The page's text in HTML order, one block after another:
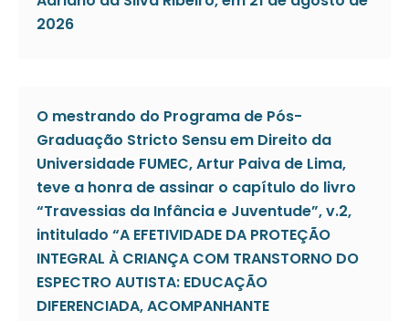
2026
O mestrando do Programa de Pós-
Graduação Stricto Sensu em Direito da
Universidade FUMEC, Artur Paiva de Lima,
teve a honra de assinar o capítulo do livro
“Travessias da Infância e Juventude”, v.2,
intitulado “A EFETIVIDADE DA PROTEÇÃO
INTEGRAL À CRIANÇA COM TRANSTORNO DO
ESPECTRO AUTISTA: EDUCAÇÃO
DIFERENCIADA, ACOMPANHANTE